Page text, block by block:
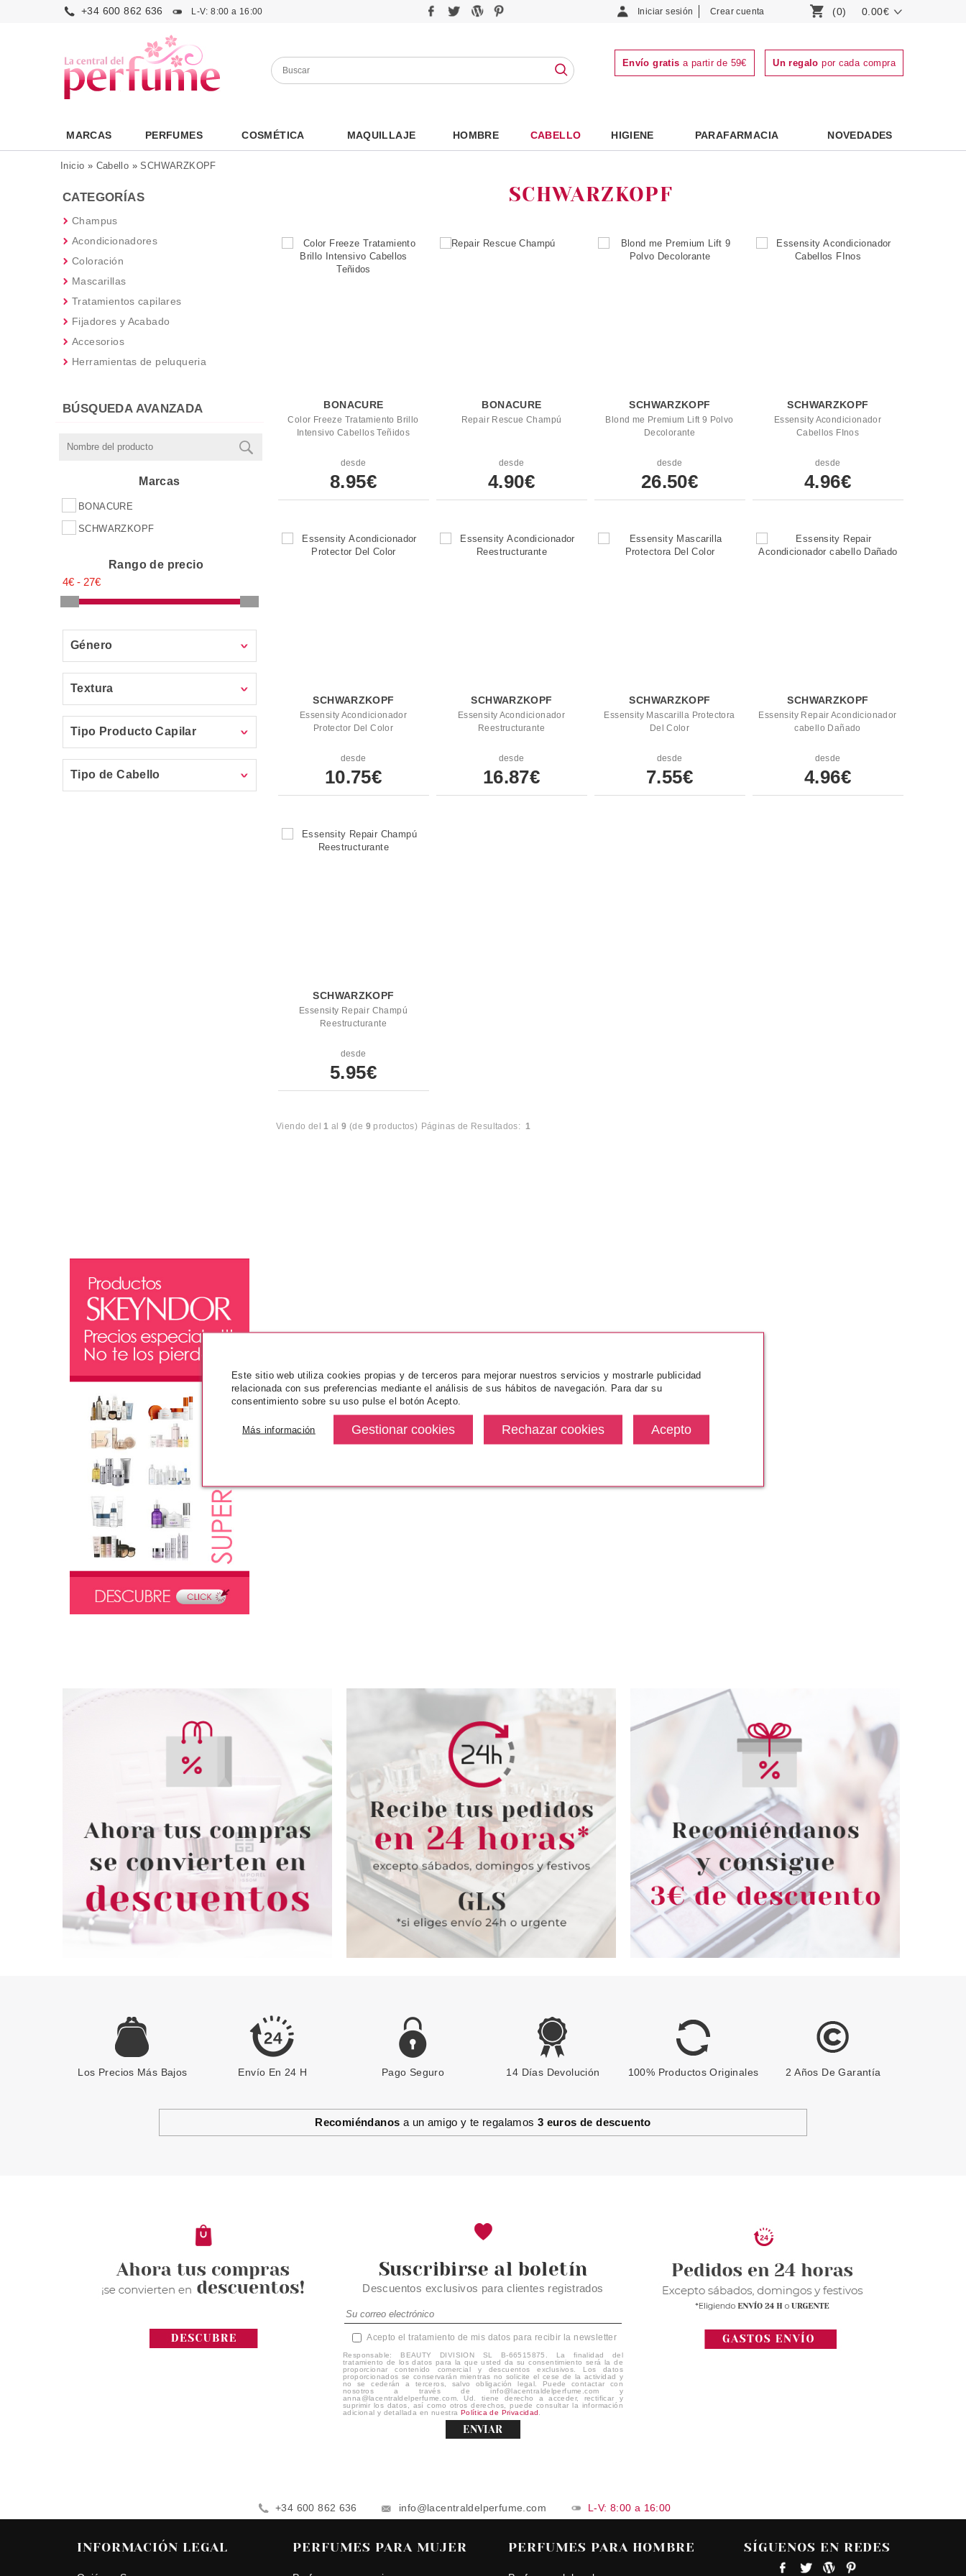
+34 600 862 636 L-V: 8:00 a 16:00 Iniciar sesión Crear cuenta (0) 0.00€
Envío gratis a partir de 59€ Un regalo por cada compra
MARCAS PERFUMES COSMÉTICA MAQUILLAJE HOMBRE CABELLO HIGIENE PARAFARMACIA NOVEDADES
Inicio » Cabello »SCHWARZKOPF
CATEGORÍAS
Champus
Acondicionadores
Coloración
Mascarillas
Tratamientos capilares
Fijadores y Acabado
Accesorios
Herramientas de peluqueria
BÚSQUEDA AVANZADA
Marcas
BONACURE
SCHWARZKOPF
Rango de precio
Género
Textura
Tipo Producto Capilar
Tipo de Cabello
SCHWARZKOPF
BONACURE
Color Freeze Tratamiento Brillo
Intensivo Cabellos Teñidos
desde
8.95€
BONACURE
Repair Rescue Champú
desde
4.90€
SCHWARZKOPF
Blond me Premium Lift 9 Polvo
Decolorante
desde
26.50€
SCHWARZKOPF
Essensity Acondicionador
Cabellos FInos
desde
4.96€
SCHWARZKOPF
Essensity Acondicionador
Protector Del Color
desde
10.75€
SCHWARZKOPF
Essensity Acondicionador
Reestructurante
desde
16.87€
SCHWARZKOPF
Essensity Mascarilla Protectora
Del Color
desde
7.55€
SCHWARZKOPF
Essensity Repair Acondicionador
cabello Dañado
desde
4.96€
SCHWARZKOPF
Essensity Repair Champú
Reestructurante
desde
5.95€
Viendo del1 al9 (de 9 productos) Páginas de Resultados:1
Los Precios Más Bajos Envío En 24 H Pago Seguro 14 Días Devolución 100% Productos Originales 2 Años De Garantía
Recomiéndanos a un amigo y te regalamos 3 euros de descuento
Suscribirse al boletín
Descuentos exclusivos para clientes registrados
Acepto el tratamiento de mis datos para recibir la newsletter
Responsable: BEAUTY DIVISION SL B-66515875. La finalidad del
tratamiento de los datos para la que usted da su consentimiento será la de
proporcionar contenido comercial y descuentos exclusivos. Los datos
proporcionados se conservarán mientras no solicite el cese de la actividad y
no se cederán a terceros, salvo obligación legal. Puede contactar con
nosotros a través de info@lacentraldelperfume.com y
anna@lacentraldelperfume.com. Ud. tiene derecho a acceder, rectificar y
suprimir los datos, así como otros derechos, puede consultar la información
adicional y detallada en nuestra Política de Privacidad
ENVIAR
+34 600 862 636 info@lacentraldelperfume.com L-V: 8:00 a 16:00
INFORMACIÓN LEGAL PERFUMES PARA MUJER PERFUMES PARA HOMBRE SÍGUENOS EN REDES
Este sitio web utiliza cookies propias y de terceros para mejorar nuestros servicios y mostrarle publicidad
relacionada con sus preferencias mediante el análisis de sus hábitos de navegación. Para dar su
consentimiento sobre su uso pulse el botón Acepto.
Más información